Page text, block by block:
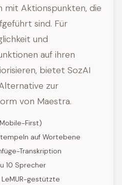
mit Aktionspunkten, die
sind. Für
und
auf ihren
bietet SozAI
zur
von Maestra.
First)
auf Wortebene
Transkription
10 Sprecher
LeMUR-gestützte